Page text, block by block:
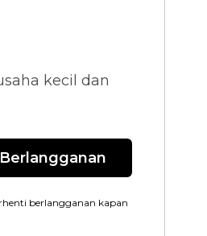
kecil dan
Berlangganan
berlangganan kapan